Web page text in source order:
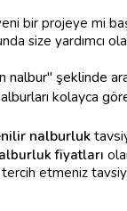
bir projeye mi
size yardımcı
nalbur" şeklinde
kolayca
nalburluk
fiyatları
tercih etmeniz